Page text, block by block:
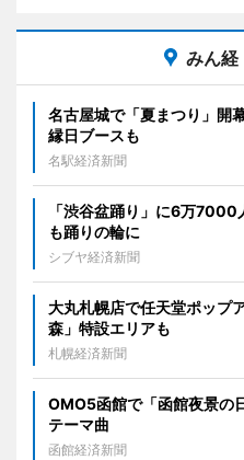
みん経
名古屋城で「夏まつり」開
縁日ブースも
名駅経済新聞
「渋谷盆踊り」に6万
も踊りの輪に
シブヤ経済新聞
大丸札幌店で任天堂ポッ
森」特設エリアも
札幌経済新聞
OMO5函館で「函館夜景
テーマ曲
函館経済新聞